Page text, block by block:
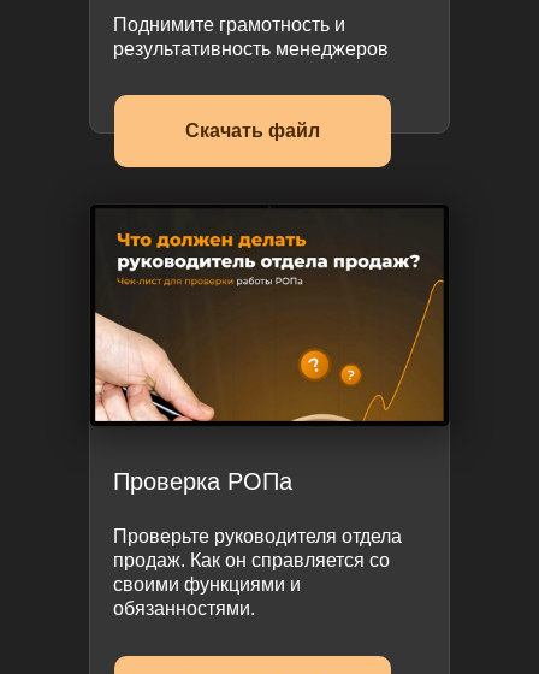
Скачать файл
Поднимите грамотность и
результативность менеджеров
Проверьте руководителя отдела
продаж. Как он справляется со
своими функциями и
обязанностями.
Проверка РОПа